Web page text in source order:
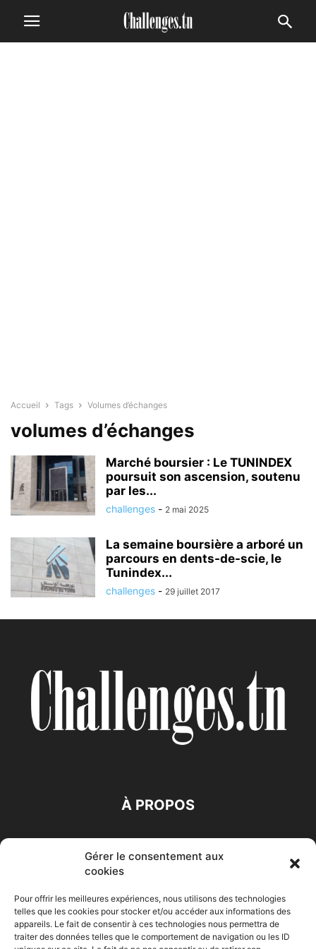
Gérer le consentement aux
cookies
Pour offrir les meilleures expériences, nous utilisons des technologies
telles que les cookies pour stocker et/ou accéder aux informations des
appareils. Le fait de consentir à ces technologies nous permettra de
traiter des données telles que le comportement de navigation ou les ID
Accueil Tags Volumes d’échanges
volumes d’échanges
Marché boursier : Le TUNINDEX
poursuit son ascension, soutenu
par les...
challenges - 2 mai 2025
La semaine boursière a arboré un
parcours en dents-de-scie, le
Tunindex...
challenges - 29 juillet 2017
À PROPOS